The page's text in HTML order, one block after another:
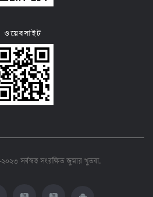
ওয়েবসাইট
সর্বস্বত্ব সংরক্ষিত জুমার খুতবা.